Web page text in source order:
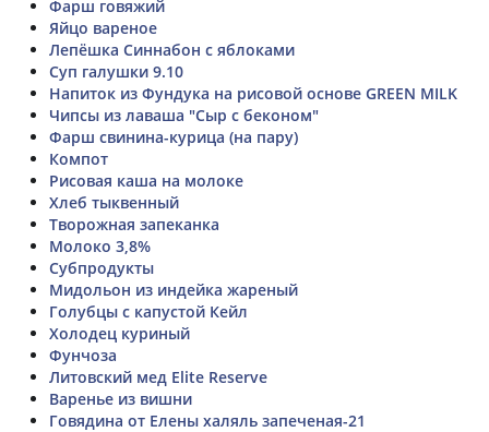
Фарш говяжий
Яйцо вареное
Лепёшка Синнабон с яблоками
Суп галушки 9.10
Напиток из Фундука на рисовой основе GREEN MILK
Чипсы из лаваша "Сыр с беконом"
Фарш свинина-курица (на пару)
Компот
Рисовая каша на молоке
Хлеб тыквенный
Творожная запеканка
Молоко 3,8%
Субпродукты
Мидольон из индейка жареный
Голубцы с капустой Кейл
Холодец куриный
Фунчоза
Литовский мед Elite Reserve
Варенье из вишни
Говядина от Елены халяль запеченая-21